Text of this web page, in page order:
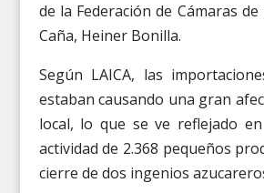
de la Federación de Cámaras
Caña, Heiner Bonilla.
Según LAICA, las
estaban causando una gran
local, lo que se ve reflejado
actividad de 2.368 pequeños
cierre de dos ingenios